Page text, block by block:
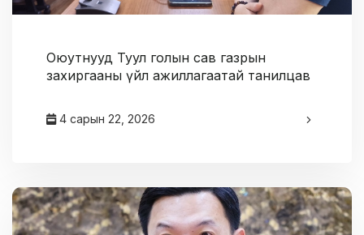
Оюутнууд Туул голын сав газрын
захиргааны үйл ажиллагаатай танилцав
4 сарын 22, 2026